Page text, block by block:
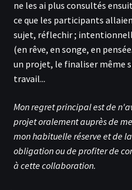
ne les ai plus consultés
ce que les participants
sujet, réflechir ;
(en rêve, en songe, en
un projet, le finaliser même
travail...
Mon regret principal est de
projet oralement auprès de
mon habituelle réserve et de
obligation ou de profiter de
à cette collaboration.